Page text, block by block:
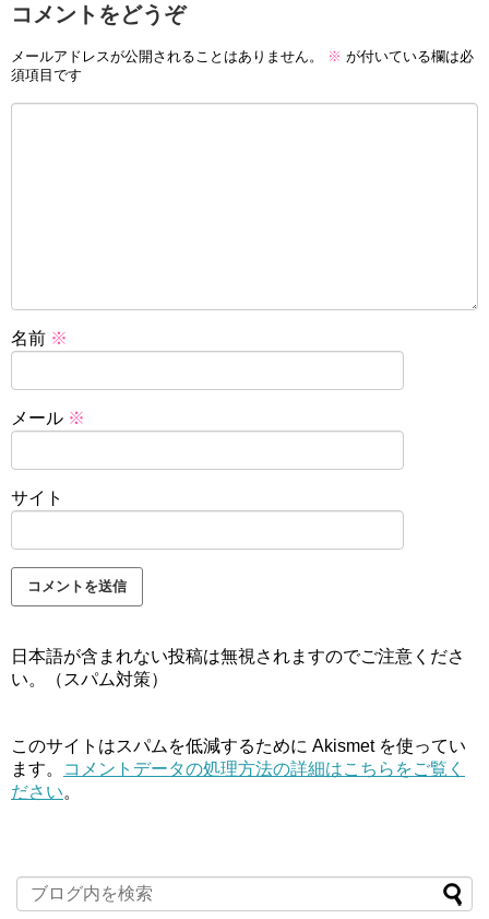
コメントをどうぞ
メールアドレスが公開されることはありません。 ※ が付いている欄は必
須項目です
名前 ※
メール ※
サイト
日本語が含まれない投稿は無視されますのでご注意くださ
い。（スパム対策）
このサイトはスパムを低減するために Akismet を使ってい
ます。
コメントデータの処理方法の詳細はこちらをご覧く
ださい。